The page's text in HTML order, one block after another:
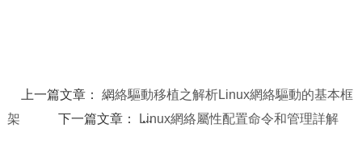
上一篇文章：網絡驅動移植之解析Linux網絡驅動的基本框
架
下一篇文章： Linux網絡屬性配置命令和管理詳解